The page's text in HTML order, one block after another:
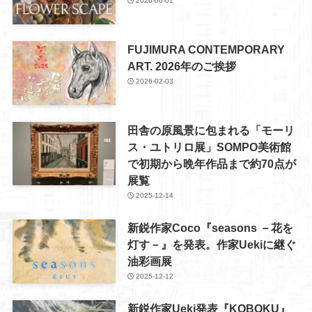
FUJIMURA CONTEMPORARY
ART. 2026年のご挨拶
2026-02-03
田舎の原風景に包まれる「モーリ
ス・ユトリロ展」SOMPO美術館
で初期から晩年作品まで約70点が
展覧
2025-12-14
新鋭作家Coco『seasons －花を
灯す－』を発表。作家Uekiに継ぐ
油彩画展
2025-12-12
新鋭作家Ueki発表『KOBOKU』